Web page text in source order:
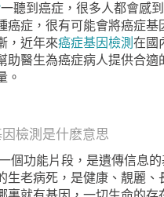
一聽到癌症，很多人都會感
癌症，很有可能會將癌症基
，近年來癌症基因檢測在國
助醫生為癌症病人提供合
。
檢測是什麽意思
個功能片段，是遺傳信息
生老病死，是健康、靚麗、